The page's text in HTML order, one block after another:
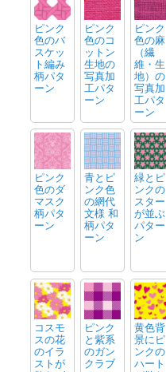
ピンク
色のバ
スケッ
ト編み
柄パタ
ーン
ピンク
色のコ
ットン
生地の
写真加
工パタ
ーン
ピンク
色の麻
（繊
維・生
地）の
写真加
工パタ
ーン
ピンク
色のダ
マスク
柄パタ
ーン
青とピ
ンク色
の網代
文様 和
柄パタ
ーン
緑とピ
ンクの
スター
が並ぶ
パター
ン
コスモ
スの花
のイラ
ストが
ピンク
と紫系
のガン
クラブ
黄色背
景にピ
ンクの
ハート